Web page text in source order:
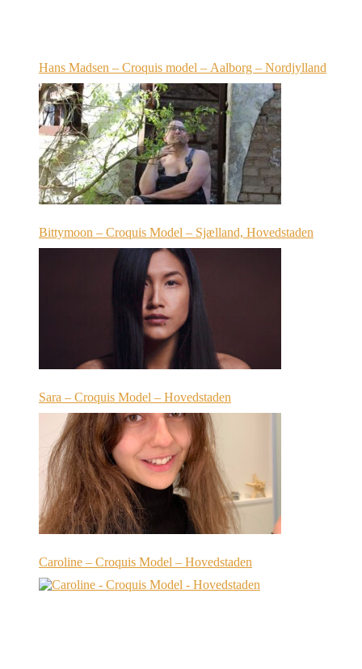
Hans Madsen – Croquis model – Aalborg – Nordjylland
Bittymoon – Croquis Model – Sjælland, Hovedstaden
Sara – Croquis Model – Hovedstaden
Caroline – Croquis Model – Hovedstaden